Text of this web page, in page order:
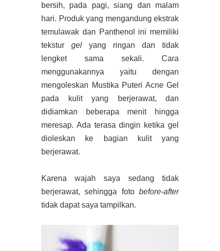
bersih, pada pagi, siang dan malam
hari. Produk yang mengandung ekstrak
temulawak dan Panthenol ini memiliki
tekstur gel yang ringan dan tidak
lengket sama sekali. Cara
menggunakannya yaitu dengan
mengoleskan Mustika Puteri Acne Gel
pada kulit yang berjerawat, dan
didiamkan beberapa menit hingga
meresap. Ada terasa dingin ketika gel
dioleskan ke bagian kulit yang
berjerawat.
Karena wajah saya sedang tidak
berjerawat, sehingga fotobefore-after
tidak dapat saya tampilkan.